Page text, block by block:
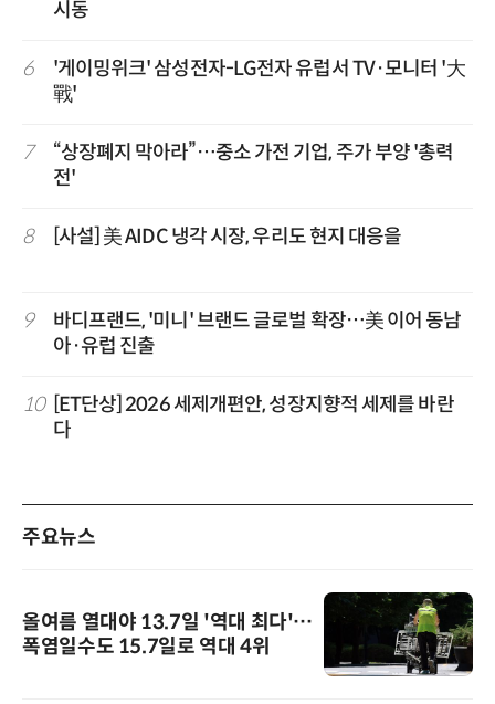
시동
6
'게이밍위크' 삼성전자-LG전자 유럽서 TV·모니터 '大
戰'
7
“상장폐지 막아라”…중소 가전 기업, 주가 부양 '총력
전'
8 [사설] 美 AIDC 냉각 시장, 우리도 현지 대응을
9
바디프랜드, '미니' 브랜드 글로벌 확장…美 이어 동남
아·유럽 진출
10
[ET단상] 2026 세제개편안, 성장지향적 세제를 바란
다
주요뉴스
올여름 열대야 13.7일 '역대 최다'…
폭염일수도 15.7일로 역대 4위